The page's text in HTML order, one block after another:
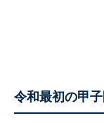
令和最初の甲